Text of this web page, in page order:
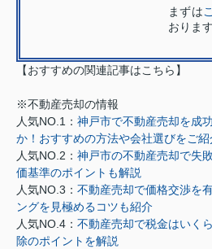
まずは
おりま
【おすすめの関連記事はこちら】
※不動産売却の情報
人気NO.1： 神戸市で不動産売却を成
か！おすすめの方法や会社選びをご紹
人気NO.2： 神戸市の不動産売却で失
価基準のポイントも解説
人気NO.3： 不動産売却で価格交渉を
ングを見極めるコツも紹介
人気NO.4： 不動産売却で税金はいく
除のポイントを解説